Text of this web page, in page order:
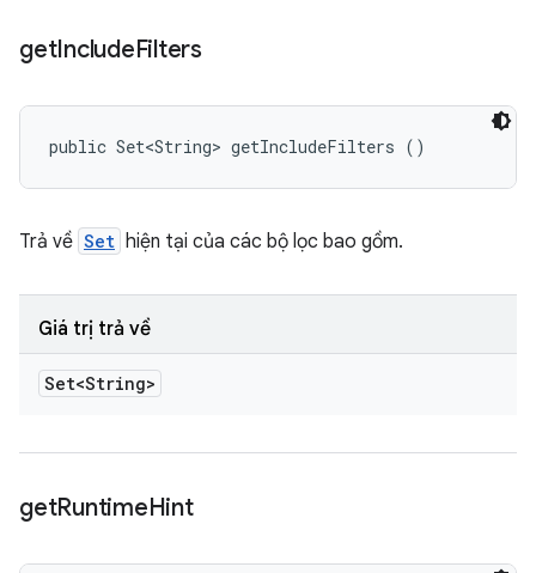
getIncludeFilters
public Set<String> getIncludeFilters ()
Trả về Set hiện tại của các bộ lọc bao gồm.
Giá trị trả về
Set<String>
getRuntimeHint